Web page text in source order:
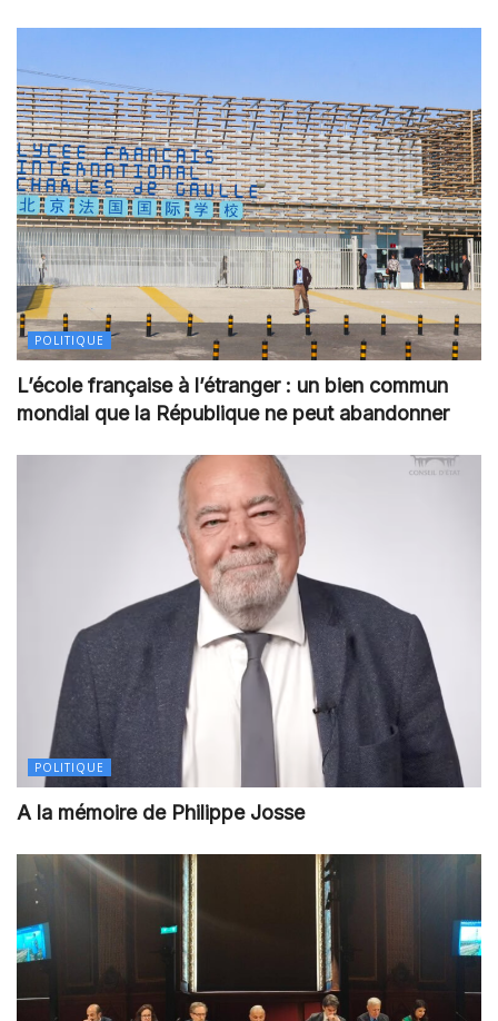
POLITIQUE
L’école française à l’étranger : un bien commun
mondial que la République ne peut abandonner
POLITIQUE
A la mémoire de Philippe Josse